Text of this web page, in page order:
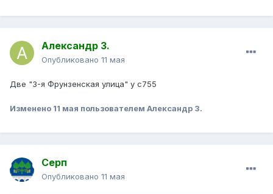
Александр З.
Опубликовано 11 мая
Две "3-я Фрунзенская улица" у с755
Изменено 11 мая пользователем Александр З.
Серп
Опубликовано 11 мая